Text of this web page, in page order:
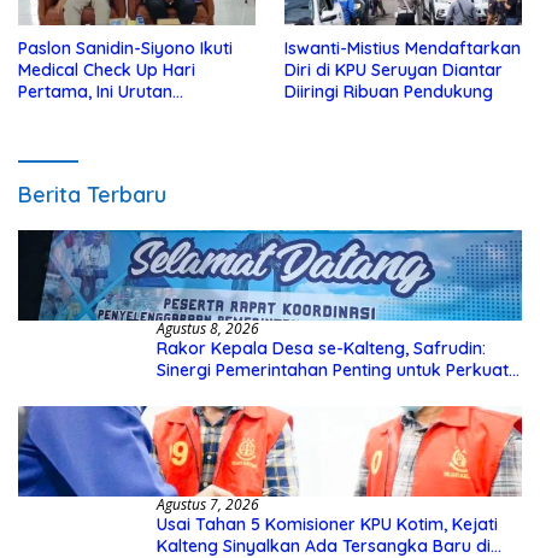
Paslon Sanidin-Siyono Ikuti
Medical Check Up Hari
Pertama, Ini Urutan
Iswanti-Mistius Mendaftarkan
Diri di KPU Seruyan Diantar
Diiringi Ribuan Pendukung
Berita Terbaru
Agustus 8, 2026
Rakor Kepala Desa se-Kalteng, Safrudin:
Sinergi Pemerintahan Penting untuk Perkuat
Agustus 7, 2026
Usai Tahan 5 Komisioner KPU Kotim, Kejati
Kalteng Sinyalkan Ada Tersangka Baru di